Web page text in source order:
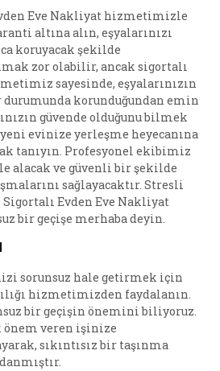
Eve Nakliyat hizmetimizle
altına alın, eşyalarınızı
koruyacak şekilde
zor olabilir, ancak sigortalı
sayesinde, eşyalarınızın
korunduğundan emin
güvende olduğunu bilmek
evinize yerleşme heyecanına
tanıyın. Profesyonel ekibimiz
alacak ve güvenli bir şekilde
sağlayacaktır. Stresli
Sigortalı Evden Eve Nakliyat
bir geçişe merhaba deyin.
sorunsuz hale getirmek için
hizmetimizden faydalanın.
bir geçişin önemini biliyoruz.
önem veren işinize
sıkıntısız bir taşınma